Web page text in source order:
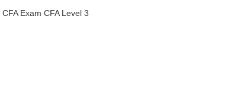
Exam CFA Level 3